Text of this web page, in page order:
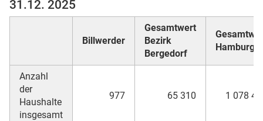
31.12. 2025
Billwerder
Gesamtwert
Bezirk
Bergedorf
Hamburg
Anzahl
der
Haushalte
insgesamt
977 65 310 1 078